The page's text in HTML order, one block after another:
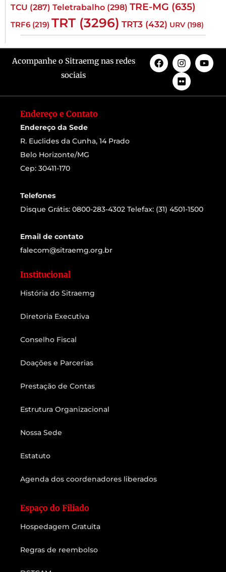
TCU (287) Teletrabalho (298) TRE-MG (635)
TRF6 (219) TRT (3296) TRT3 (432) URV (198)
Acompanhe o Sitraemg nas redes
sociais
Endereço e Contato
Endereço da Sede
R. Euclides da Cunha, 14 Prado
Belo Horizonte/MG
Cep: 30411-170
Telefones
Disque Grátis: 0800-283-4302 Telefax: (31) 4501-1500
Email de contato
falecom@sitraemg.org.br
Institucional
História do Sitraemg
Diretoria Executiva
Conselho Fiscal
Doações e Parcerias
Prestação de Contas
Estrutura Organizacional
Nossa Sede
Estatuto
Agenda dos coordenadores liberados
Espaço do Filiado
Hospedagem Gratuita
Regras de reembolso